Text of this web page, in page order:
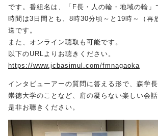
受験生の方へ 保護者の方へ
採用担当の方へ
です。番組名は、「 F長・人の輪・地域の輪」
時間は3日間とも、8時30分頃～と19時～（再
送です。
また、オンライン聴取も可能です。
以下のURLよりお聴きください。
https://www.jcbasimul.com/fmnagaoka
インタビューアーの質問に答える形で、森学
崇徳大学のことなど、肩の凝らない楽しい会話
是非お聴きください。